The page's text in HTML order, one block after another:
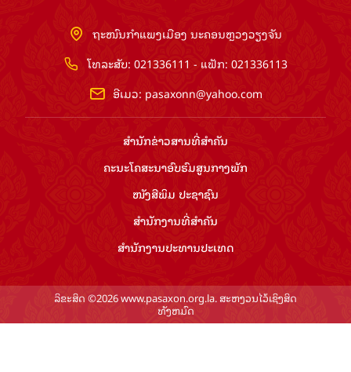
ຖະໜົນກຳແພງເມືອງ ນະຄອນຫຼວງວຽງຈັນ
ໂທລະສັບ: 021336111 - ແຟັກ: 021336113
ອີເມວ: pasaxonn@yahoo.com
ສຳ​ນັກ​ຂ່າວ​ສານ​ທີ່​ສຳ​ຄັນ​
ຄະນະໂຄສະນາອົບຮົມ​ສູນ​ກາງ​ພັກ
ໜັງສືພິມ ປະ​ຊາ​ຊົນ
ສຳ​ນັກ​ງານ​ທີ່​ສຳ​ຄັນ
ສຳ​ນັກ​ງານ​ປະ​ທານ​ປະ​ເທດ
ລິຂະສິດ ©2026 www.pasaxon.org.la. ສະຫງວນໄວ້ເຊິງສິດ
ທັງຫມົດ